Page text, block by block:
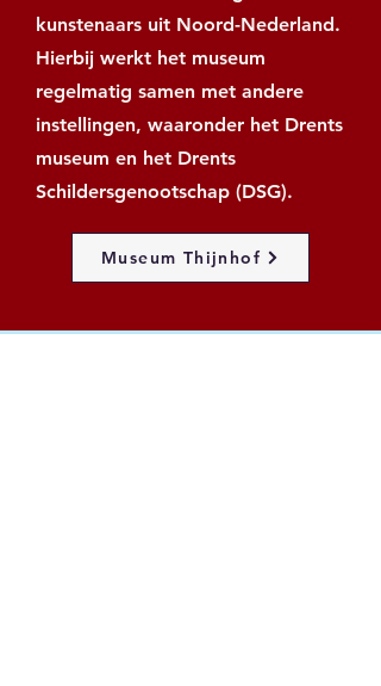
kunstenaars uit Noord-Nederland.
Hierbij werkt het museum
regelmatig samen met andere
instellingen, waaronder het Drents
museum en het Drents
Schildersgenootschap (DSG).
Museum Thijnhof